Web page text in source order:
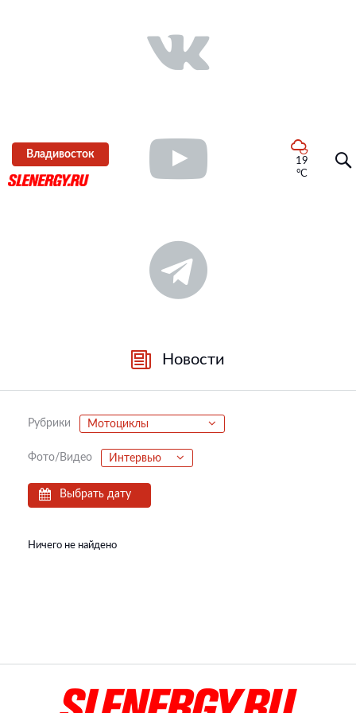
Владивосток
19
°C
Новости
Рубрики Мотоциклы
Фото/Видео Интервью
Выбрать дату
Ничего не найдено